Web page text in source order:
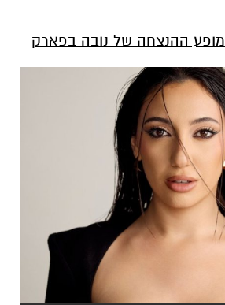
מופע ההנצחה של נובה בפארק